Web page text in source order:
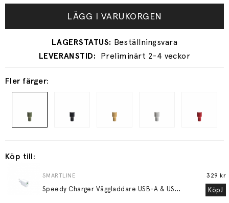
Fler färger:
LÄGG I VARUKORGEN
Preliminärt 2-4 veckor
Köp till:
SMARTLINE
S
peedy Charger Väggladdare USB-A & USB-C PD QC 20W Vit
329 kr
Köp!